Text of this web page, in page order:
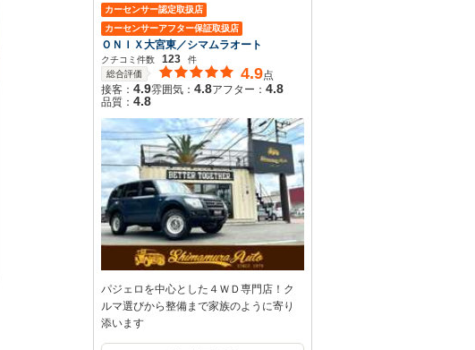
カーセンサー認定取扱店
カーセンサーアフター保証取扱店
ＯＮＩＸ大宮東／シマムラオート
クチコミ件数 123
件
総合評価
4.9点
接客： 4.9雰囲気： 4.8アフター： 4.8
品質： 4.8
パジェロを中心とした４ＷＤ専門店！ク
ルマ選びから整備まで家族のように寄り
添います